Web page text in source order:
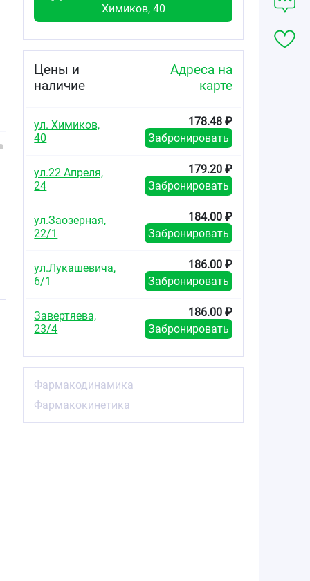
от 139.68
Бисопролол
плёночной
оболочкой 5мг
147.80
плёночной
оболочкой 5мг
№60
Химиков, 40
Цены и
наличие
Адреса на
карте
ул. Химиков,
40
178.48 ₽
Забронировать
ул.22 Апреля,
24
179.20 ₽
Забронировать
ул.Заозерная,
22/1
184.00 ₽
Забронировать
ул.Лукашевича,
6/1
186.00 ₽
Забронировать
Завертяева,
23/4
186.00 ₽
Забронировать
Фармакодинамика
Фармакокинетика